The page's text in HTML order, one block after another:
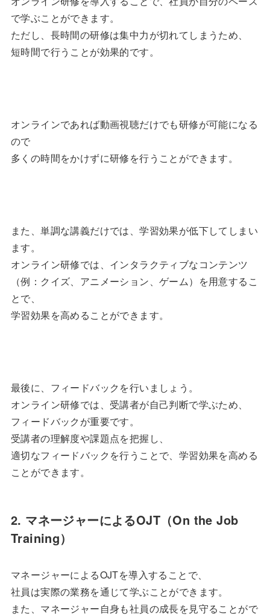
で学ぶことができます。
ただし、長時間の研修は集中力が切れてしまうため、
短時間で行うことが効果的です。
オンラインであれば動画視聴だけでも研修が可能になる
ので
多くの時間をかけずに研修を行うことができます。
また、単調な講義だけでは、学習効果が低下してしまい
ます。
オンライン研修では、インタラクティブなコンテンツ
（例：クイズ、アニメーション、ゲーム）を用意するこ
とで、
学習効果を高めることができます。
最後に、フィードバックを行いましょう。
オンライン研修では、受講者が自己判断で学ぶため、
フィードバックが重要です。
受講者の理解度や課題点を把握し、
適切なフィードバックを行うことで、学習効果を高める
ことができます。
2. マネージャーによるOJT（On the Job
Training）
マネージャーによるOJTを導入することで、
社員は実際の業務を通じて学ぶことができます。
また、マネージャー自身も社員の成長を見守ることがで